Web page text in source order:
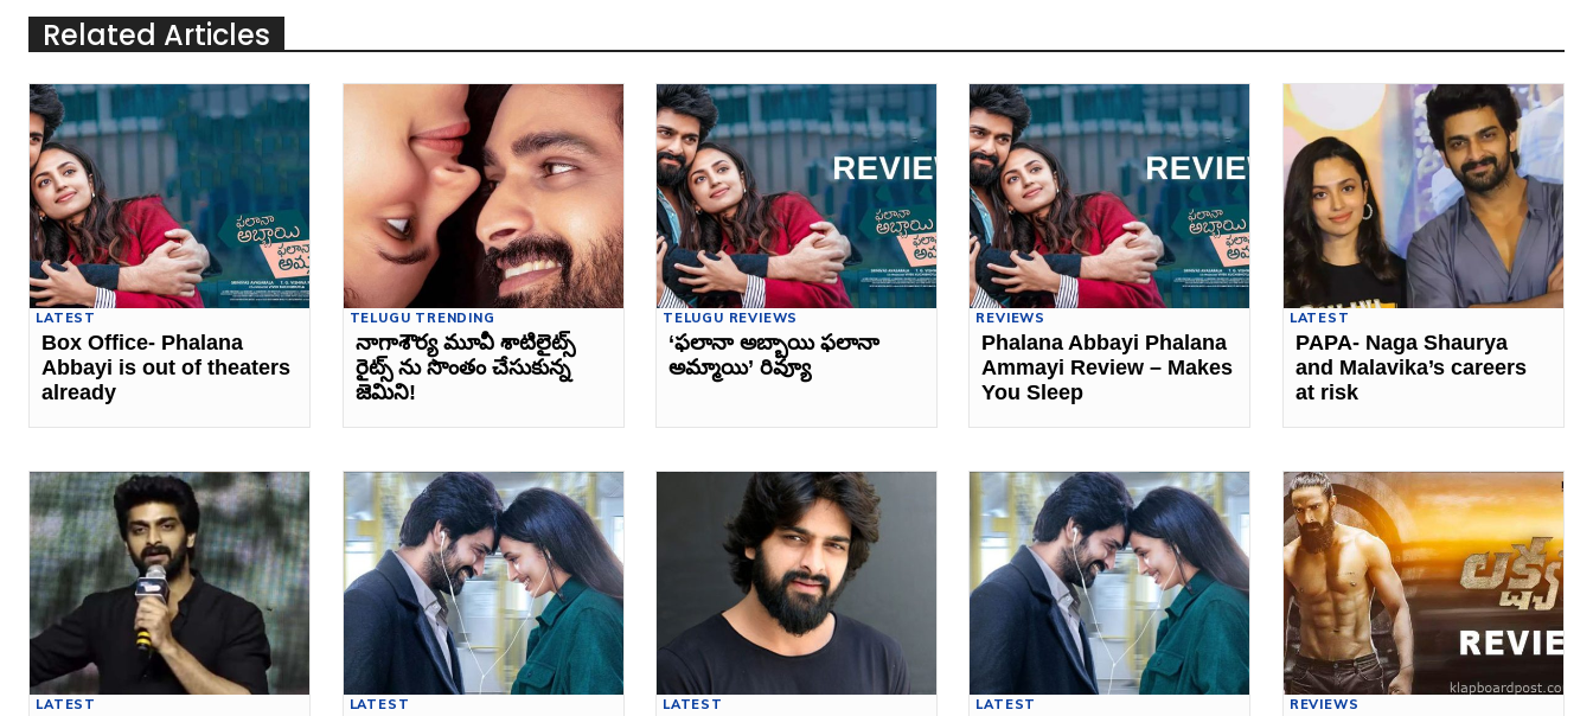
Related Articles
LATEST
Box Office- Phalana
Abbayi is out of theaters
already
TELUGU TRENDING
నాగాశౌర్య మూవీ శాటిలైట్స్‌
రైట్స్‌ ను సొంతం చేసుకున్న
జెమిని!
TELUGU REVIEWS
‘ఫలానా అబ్బాయి ఫలానా
అమ్మాయి’ రివ్యూ
REVIEWS
Phalana Abbayi Phalana
Ammayi Review – Makes
You Sleep
LATEST
PAPA- Naga Shaurya
and Malavika’s careers
at risk
LATEST LATEST LATEST LATEST REVIEWS